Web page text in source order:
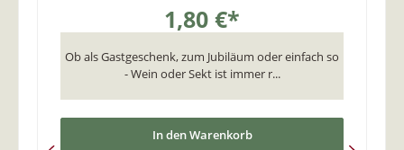
1,80 €*
Ob als Gastgeschenk, zum Jubiläum oder einfach so
- Wein oder Sekt ist immer r...
In den Warenkorb